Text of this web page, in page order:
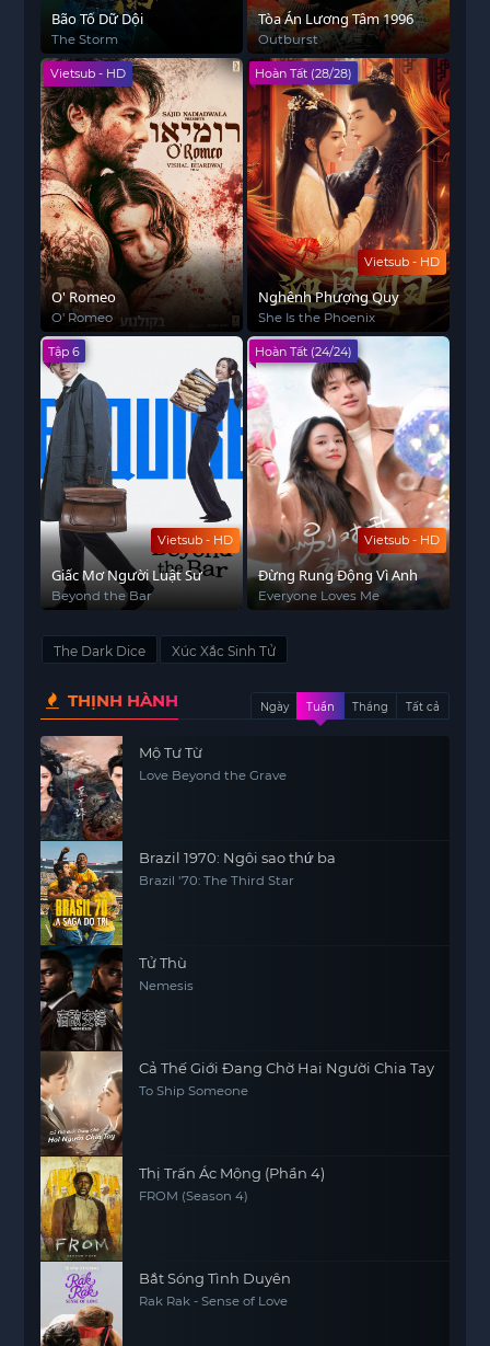
Bão Tố Dữ Dội
The Storm
Tòa Án Lương Tâm 1996
Outburst
Vietsub - HD
O' Romeo
O' Romeo
Vietsub - HD
Hoàn Tất (28/28)
Nghênh Phượng Quy
She Is the Phoenix
Vietsub - HD
Tập 6
Giấc Mơ Người Luật Sư
Beyond the Bar
Vietsub - HD
Hoàn Tất (24/24)
Đừng Rung Động Vì Anh
Everyone Loves Me
The Dark Dice Xúc Xắc Sinh Tử
THỊNH HÀNH Ngày Tuần Tháng Tất cả
Mộ Tư Từ
Love Beyond the Grave
Brazil 1970: Ngôi sao thứ ba
Brazil '70: The Third Star
Tử Thù
Nemesis
Cả Thế Giới Đang Chờ Hai Người Chia Tay
To Ship Someone
Thị Trấn Ác Mộng (Phần 4)
FROM (Season 4)
Bắt Sóng Tình Duyên
Rak Rak - Sense of Love